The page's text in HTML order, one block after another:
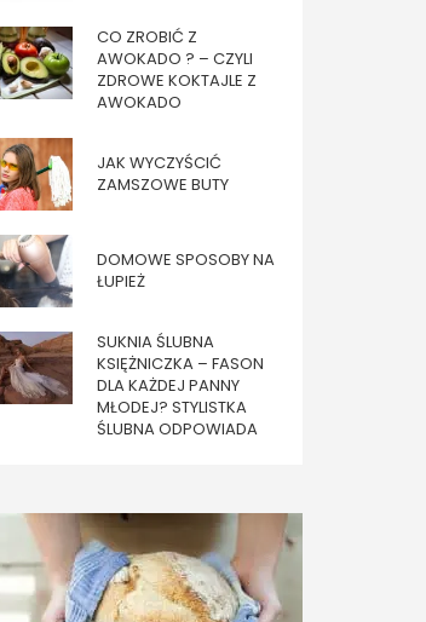
CO ZROBIĆ Z
AWOKADO ? – CZYLI
ZDROWE KOKTAJLE Z
AWOKADO
JAK WYCZYŚCIĆ
ZAMSZOWE BUTY
DOMOWE SPOSOBY NA
ŁUPIEŻ
SUKNIA ŚLUBNA
KSIĘŻNICZKA – FASON
DLA KAŻDEJ PANNY
MŁODEJ? STYLISTKA
ŚLUBNA ODPOWIADA